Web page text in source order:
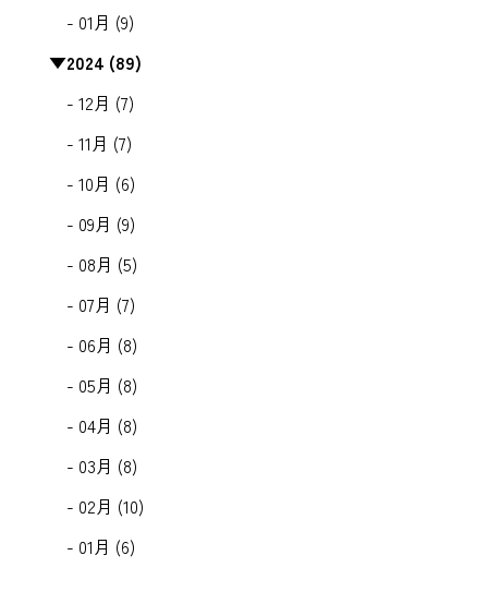
- 01月 (9)
▼2024 (89)
- 12月 (7)
- 11月 (7)
- 10月 (6)
- 09月 (9)
- 08月 (5)
- 07月 (7)
- 06月 (8)
- 05月 (8)
- 04月 (8)
- 03月 (8)
- 02月 (10)
- 01月 (6)